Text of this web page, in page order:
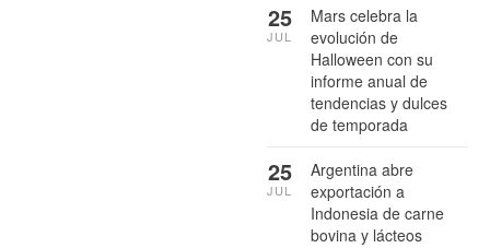
Mars celebra la
evolución de
Halloween con su
informe anual de
tendencias y dulces
de temporada
25
JUL
Argentina abre
exportación a
Indonesia de carne
bovina y lácteos
25
JUL